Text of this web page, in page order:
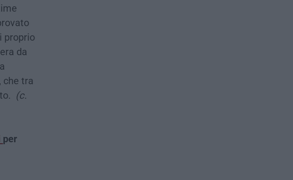
proprio
da
che tra
(c.
per